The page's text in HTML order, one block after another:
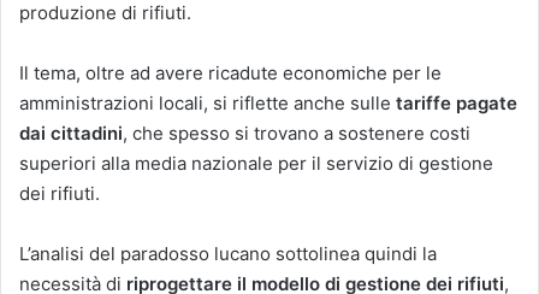
produzione di rifiuti.
Il tema, oltre ad avere ricadute economiche per le
amministrazioni locali, si riflette anche sulle tariffe pagate
dai cittadini, che spesso si trovano a sostenere costi
superiori alla media nazionale per il servizio di gestione
dei rifiuti.
L’analisi del paradosso lucano sottolinea quindi la
necessità di riprogettare il modello di gestione dei rifiuti,